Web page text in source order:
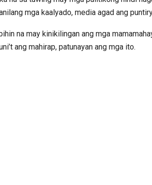
mga kaalyado, media agad ang
na may kinikilingan ang mga
ang mahirap, patunayan ang mga ito.